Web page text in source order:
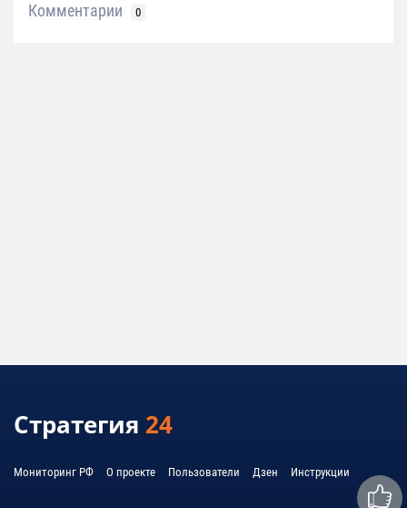
Комментарии 0
Стратегия 24
Мониторинг РФ О проекте Пользователи Дзен Инструкции